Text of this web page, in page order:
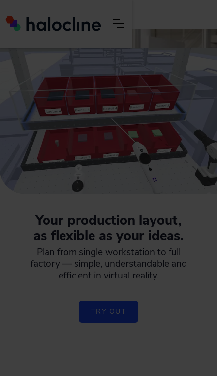
Your production layout,
as flexible as your ideas.
Plan from single workstation to full
factory — simple, understandable and
efficient in virtual reality.
TRY OUT